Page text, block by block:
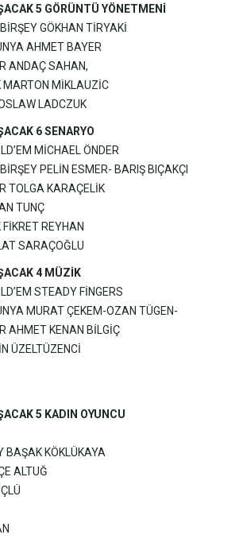
5 GÖRÜNTÜ YÖNETMENİ
GÖKHAN TİRYAKİ
AHMET BAYER
ANDAÇ SAHAN,
MARTON MİKLAUZİC
LADCZUK
6 SENARYO
MİCHAEL ÖNDER
PELİN ESMER- BARIŞ BIÇAKÇI
TOLGA KARAÇELİK
TUNÇ
REYHAN
SARAÇOĞLU
4 MÜZİK
STEADY FİNGERS
MURAT ÇEKEM-OZAN TÜGEN-
AHMET KENAN BİLGİÇ
ÜZELTÜZENCİ
5 KADIN OYUNCU
BAŞAK KÖKLÜKAYA
ALTUĞ